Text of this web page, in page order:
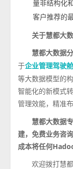
量非结构化
客户推荐的
关于慧都大
慧都大数据
于企业管理驾驶
等大数据模型的
智能化的新模式
管理效能，精准
慧都大数据
建，免费业务咨
成本将任何
欢迎拨打慧